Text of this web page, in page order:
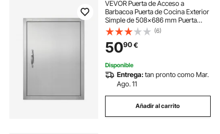
VEVOR Puerta de Acceso a
Barbacoa Puerta de Cocina Exterior
Simple de 508x686 mm Puerta
Empotrada de Acero Inoxidable con
Manija Empotrada para Isla de
Barbacoa, Estación de Parrilla,
Armario Exterior
(6)
5090€
Disponible
Entrega:tan pronto como Mar.
Ago. 11
Añadir al carrito